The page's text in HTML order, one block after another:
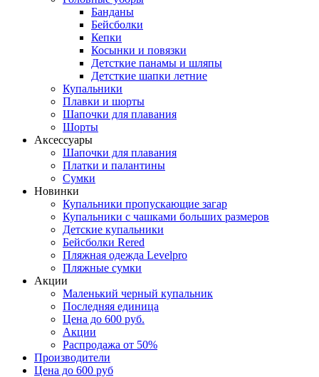
Банданы
Бейсболки
Кепки
Косынки и повязки
Детсткие панамы и шляпы
Детсткие шапки летние
Купальники
Плавки и шорты
Шапочки для плавания
Шорты
Аксессуары
Шапочки для плавания
Платки и палантины
Сумки
Новинки
Купальники пропускающие загар
Купальники с чашками больших размеров
Детские купальники
Бейсболки Rered
Пляжная одежда Levelpro
Пляжные сумки
Акции
Маленький черный купальник
Последняя единица
Цена до 600 руб.
Акции
Распродажа от 50%
Производители
Цена до 600 руб